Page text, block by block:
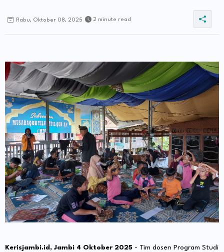
Rabu, Oktober 08, 2025 2 minute read
Kerisjambi.id, Jambi 4 Oktober 2025 - Tim dosen Program Studi